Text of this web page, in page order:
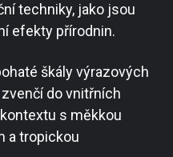
techniky, jako jsou
efekty přírodnin.
škály výrazových
do vnitřních
s měkkou
a tropickou